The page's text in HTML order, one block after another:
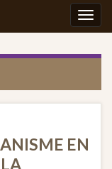
EN